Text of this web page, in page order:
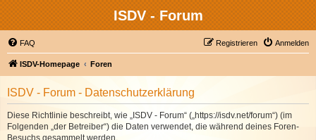
ISDV - Forum
FAQ Anmelden
Registrieren
ISDV-Homepage Foren
ISDV - Forum - Datenschutzerklärung
Diese Richtlinie beschreibt, wie „ISDV - Forum“ („https://isdv.net/forum“) (im
Folgenden „der Betreiber“) die Daten verwendet, die während deines Foren-
Besuchs gesammelt werden.